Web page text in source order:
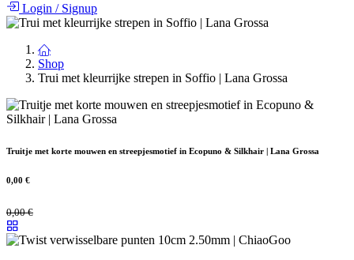
Login /Signup
Shop
Trui met kleurrijke strepen in Soffio | Lana Grossa
Truitje met korte mouwen en streepjesmotief in Ecopuno & Silkhair | Lana Grossa
0,00 €
0,00€